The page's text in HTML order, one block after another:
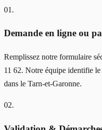
01 .
Demande en ligne ou
Remplissez notre formulaire
11 62. Notre équipe identifie
dans le Tarn-et-Garonne.
02.